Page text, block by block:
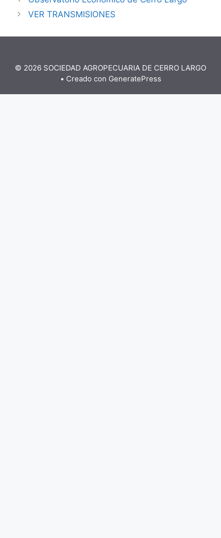
VER TRANSMISIONES
© 2026 SOCIEDAD AGROPECUARIA DE CERRO LARGO
• Creado con GeneratePress